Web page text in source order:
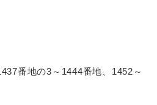
番地の3～1444番地、1452～